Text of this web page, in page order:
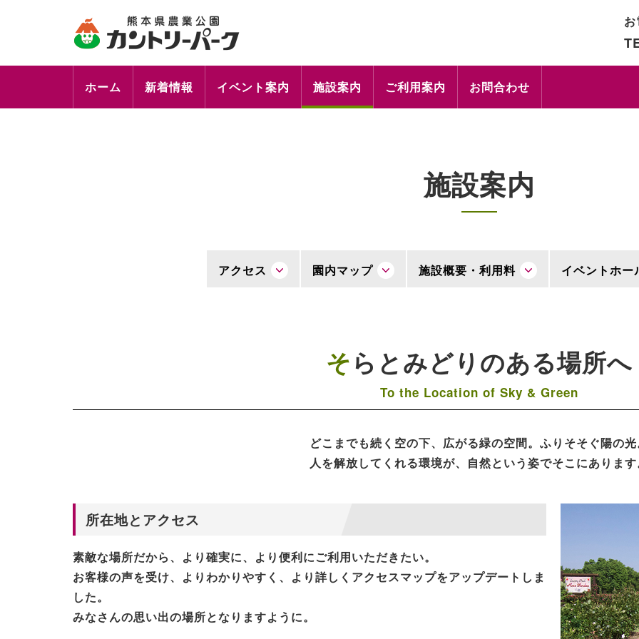
ホーム 新着情報 イベント案内 施設案内 ご利用案内 お問合わせ
施設案内
アクセス 園内マップ 施設概要・利用料 イベントホー
そらとみどりのある場所へ
To the Location of Sky & Green
どこまでも続く空の下、広がる緑の空間。ふりそそぐ陽の
人を解放してくれる環境が、自然という姿でそこにありま
所在地とアクセス
素敵な場所だから、より確実に、より便利にご利用いただきたい。
お客様の声を受け、よりわかりやすく、より詳しくアクセスマップをアップデートしま
した。
みなさんの思い出の場所となりますように。